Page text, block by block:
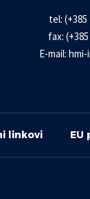
tel: (+385
fax:
E-mail: hmi-
linkovi EU